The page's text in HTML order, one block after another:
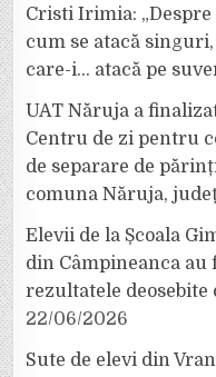
Cristi Irimia:
cum se atacă
care-i… atacă pe
UAT Năruja a
Centru de zi pentru
de separare de
comuna Năruja,
Elevii de la Școala
din Câmpineanca
rezultatele
22/06/2026
Sute de elevi din